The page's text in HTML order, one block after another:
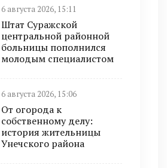
6 августа 2026, 15:11
Штат Суражской
центральной районной
больницы пополнился
молодым специалистом
6 августа 2026, 15:06
От огорода к
собственному делу:
история жительницы
Унечского района